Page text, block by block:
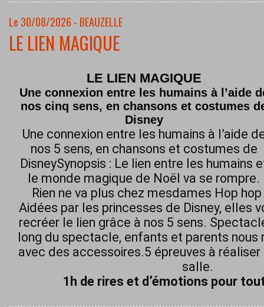
Le 30/08/2026 - BEAUZELLE
LE LIEN MAGIQUE
LE LIEN MAGIQUE
Une connexion entre les humains à l’aide
nos cinq sens, en chansons et costumes
Disney
Une connexion entre les humains à l’aide
nos 5 sens, en chansons et costumes de
DisneySynopsis : Le lien entre les humains
le monde magique de Noël va se rompre.
Rien ne va plus chez mesdames Hop
Aidées par les princesses de Disney, elles
recréer le lien grâce à nos 5 sens.
long du spectacle, enfants et parents nous
avec des accessoires.5 épreuves à
salle.
1h de rires et d’émotions pour